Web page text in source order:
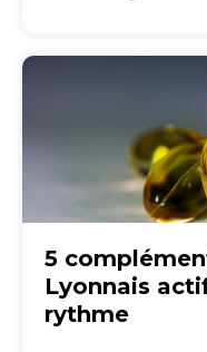
5
Lyonnais
rythme